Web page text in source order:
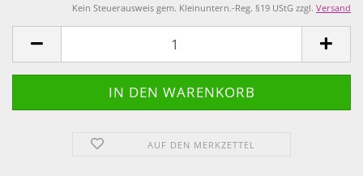
Kein Steuerausweis gem. Kleinuntern.-Reg. §19 UStG zzgl. Versand
AUF DEN MERKZETTEL